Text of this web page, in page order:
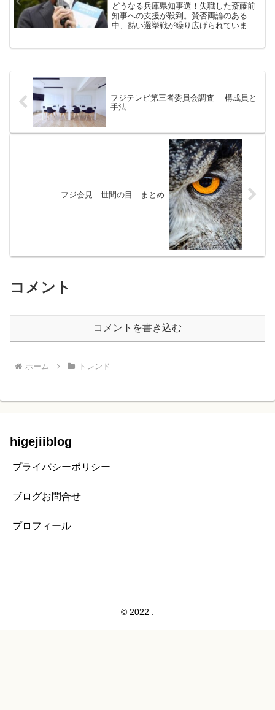
どうなる兵庫県知事選！失職した斎藤前
知事への支援が殺到。賛否両論のある
中、熱い選挙戦が繰り広げられていま
フジテレビ第三者委員会調査 構成員と
手法
フジ会見 世間の目 まとめ
コメント
コメントを書き込む
ホーム トレンド
higejiiblog
プライバシーポリシー
ブログお問合せ
プロフィール
© 2022 .